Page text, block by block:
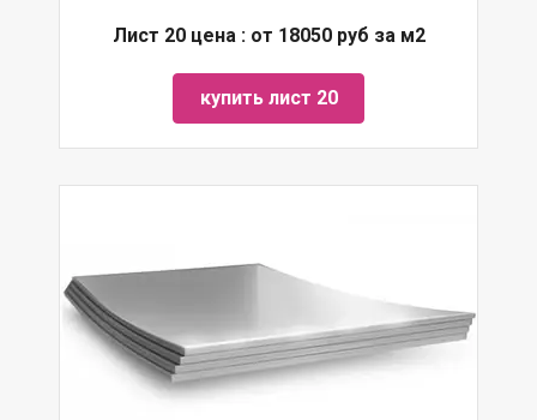
Лист 20 цена : от 18050 руб за м2
купить лист 20